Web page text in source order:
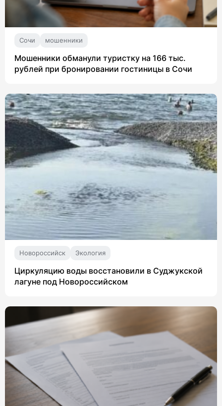
Сочи мошенники
Мошенники обманули туристку на 166 тыс.
рублей при бронировании гостиницы в Сочи
Новороссийск Экология
Циркуляцию воды восстановили в Суджукской
лагуне под Новороссийском